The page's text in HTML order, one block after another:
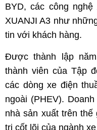
BYD, các công
XUANJI A3 như
tin với khách hàng.
Được thành lập
thành viên của Tập
các dòng xe điện
ngoài (PHEV).
nhà sản xuất trên
trị cốt lõi của ngành